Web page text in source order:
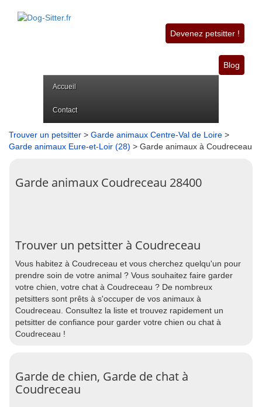
Devenez petsitter !
Blog
Accueil
Contact
Trouver un petsitter > Garde animaux Centre-Val de Loire >
Garde animaux Eure-et-Loir (28) > Garde animaux à Coudreceau
Garde animaux Coudreceau 28400
Trouver un petsitter à Coudreceau
Vous habitez à Coudreceau et vous cherchez quelqu'un pour
prendre soin de votre animal ? Vous souhaitez faire garder
votre chien, votre chat à Coudreceau ? De nombreux
petsitters sont prêts à s'occuper de vos animaux à
Coudreceau. Consultez la liste et trouvez rapidement un
petsitter de confiance pour garder votre chien ou chat à
Coudreceau !
Garde de chien, Garde de chat à
Coudreceau